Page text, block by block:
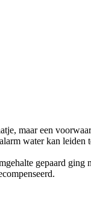
maar een
water kan
gepaard ging